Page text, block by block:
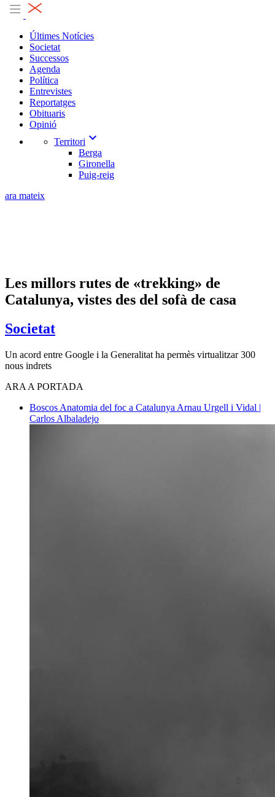
Últimes Notícies
Societat
Successos
Agenda
Política
Entrevistes
Reportatges
Obituaris
Opinió
Territori expand_more
Berga
Gironella
Puig-reig
ara mateix
Les millors rutes de «trekking» de
Catalunya, vistes des del sofà de casa
Societat
Un acord entre Google i la Generalitat ha permès virtualitzar 300
nous indrets
ARA A PORTADA
Boscos Anatomia del foc a Catalunya Arnau Urgell i Vidal |
Carlos Albaladejo